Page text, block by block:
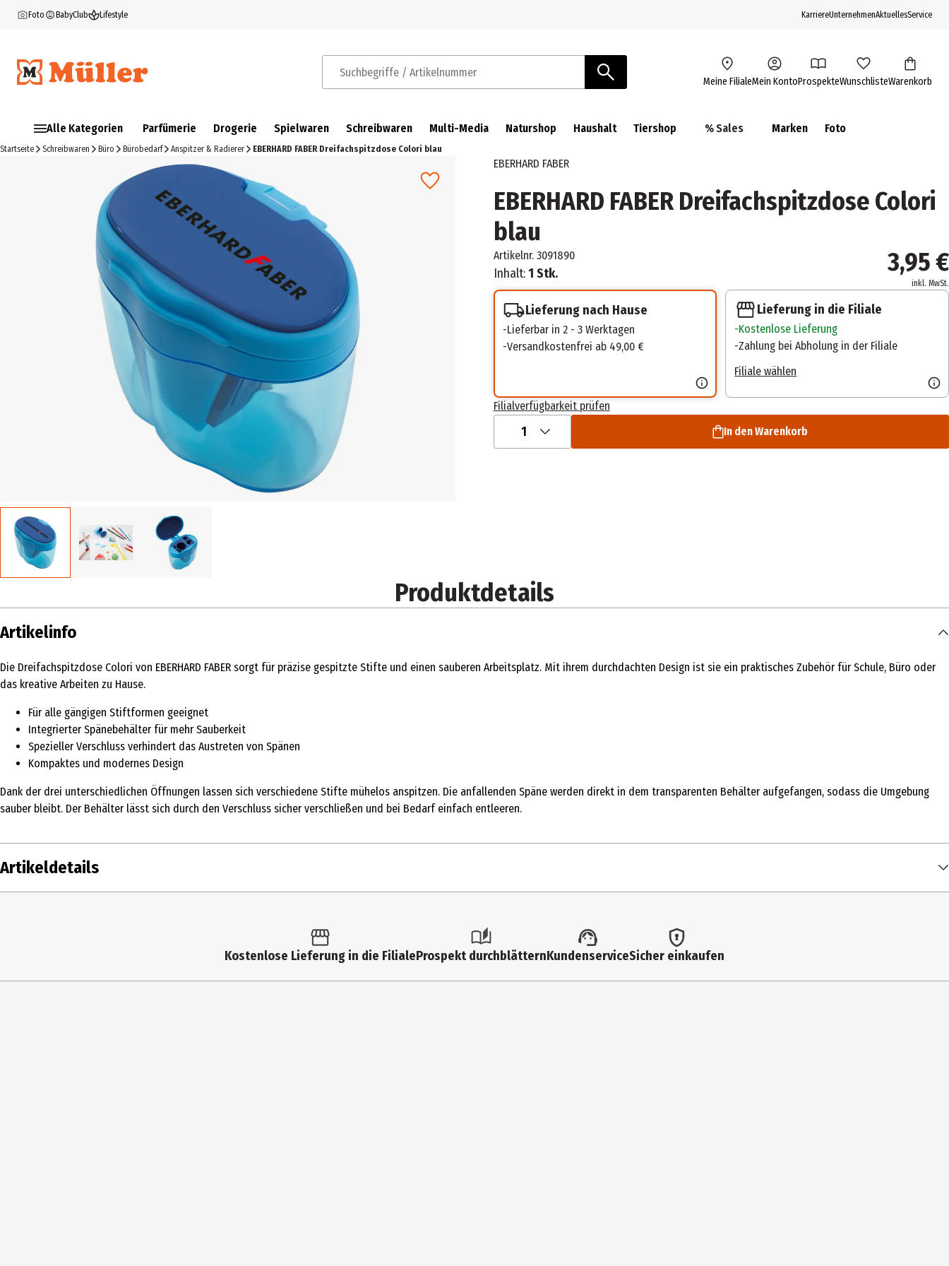
Foto BabyClub Lifestyle KarriereUnternehmenAktuellesService
Suchbegriffe / Artikelnummer Meine FilialeMein KontoProspekteWunschlisteWarenkorb
Alle Kategorien Parfümerie Drogerie Spielwaren Schreibwaren Multi-Media Naturshop Haushalt Tiershop % Sales Marken Foto
Startseite Schreibwaren Büro Bürobedarf Anspitzer & Radierer EBERHARD FABER Dreifachspitzdose Colori blau
EBERHARD FABER
EBERHARD FABER Dreifachspitzdose Colori
blau
Artikelnr. 3091890
Inhalt:1 Stk. 3,95 €
inkl. MwSt.
Lieferung nach Hause
Lieferbar in 2 - 3 Werktagen
Versandkostenfrei ab 49,00 €
Lieferung in die Filiale
Kostenlose Lieferung
Zahlung bei Abholung in der Filiale
Filiale wählen
Filialverfügbarkeit prüfen
1 In den Warenkorb
Produktdetails
Artikelinfo
Die Dreifachspitzdose Colori von EBERHARD FABER sorgt für präzise gespitzte Stifte und einen sauberen Arbeitsplatz. Mit ihrem durchdachten Design ist sie ein praktisches Zubehör für Schule, Büro oder
das kreative Arbeiten zu Hause.
Für alle gängigen Stiftformen geeignet
Integrierter Spänebehälter für mehr Sauberkeit
Spezieller Verschluss verhindert das Austreten von Spänen
Kompaktes und modernes Design
Dank der drei unterschiedlichen Öffnungen lassen sich verschiedene Stifte mühelos anspitzen. Die anfallenden Späne werden direkt in dem transparenten Behälter aufgefangen, sodass die Umgebung
sauber bleibt. Der Behälter lässt sich durch den Verschluss sicher verschließen und bei Bedarf einfach entleeren.
Artikeldetails
Eberhard Faber Vertrieb GmbH
Kostenlose Lieferung in die FilialeProspekt durchblätternKundenserviceSicher einkaufen